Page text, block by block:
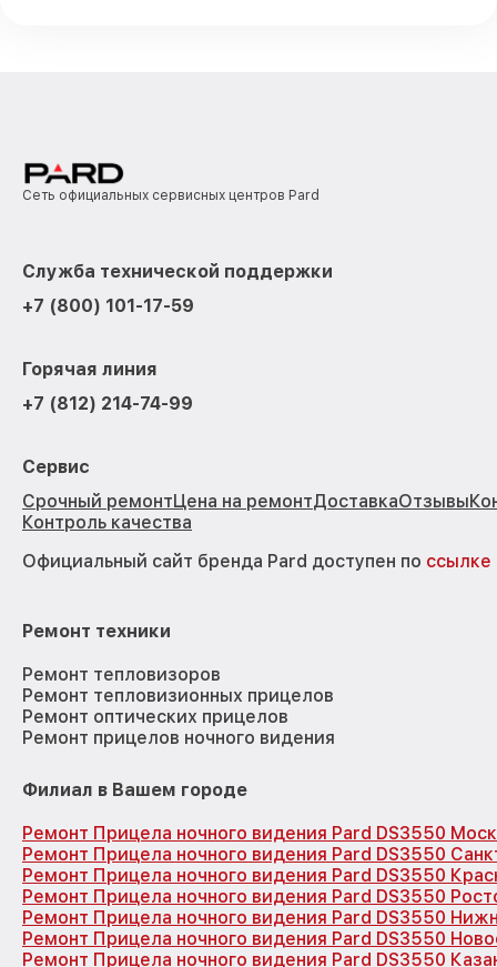
Сеть официальных сервисных центров Pard
Служба технической поддержки
+7 (800) 101-17-59
Горячая линия
+7 (812) 214-74-99
Сервис
Срочный ремонтЦена на ремонтДоставкаОтзывы
Контроль качества
Официальный сайт бренда Pard доступен по ссылке
Ремонт техники
Ремонт тепловизоров
Ремонт тепловизионных прицелов
Ремонт оптических прицелов
Ремонт прицелов ночного видения
Филиал в Вашем городе
Ремонт Прицела ночного видения Pard DS3550
Ремонт Прицела ночного видения Pard DS3550
Ремонт Прицела ночного видения Pard DS3550
Ремонт Прицела ночного видения Pard DS3550
Ремонт Прицела ночного видения Pard DS3550
Ремонт Прицела ночного видения Pard DS3550
Ремонт Прицела ночного видения Pard DS3550